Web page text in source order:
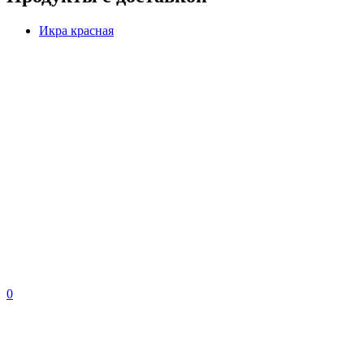
Икра красная
0